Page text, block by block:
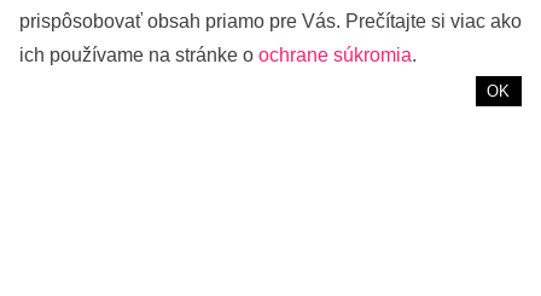
PREDOŠLÝ ČLÁNOK
Päť tipov pre dokonalé nohy v sandálkach aj šortkách
NASLEDUJÚCI ČLÁNOK
prispôsobovať obsah priamo pre Vás. Prečítajte si viac ako
ich používame na stránke o ochrane súkromia.
OK